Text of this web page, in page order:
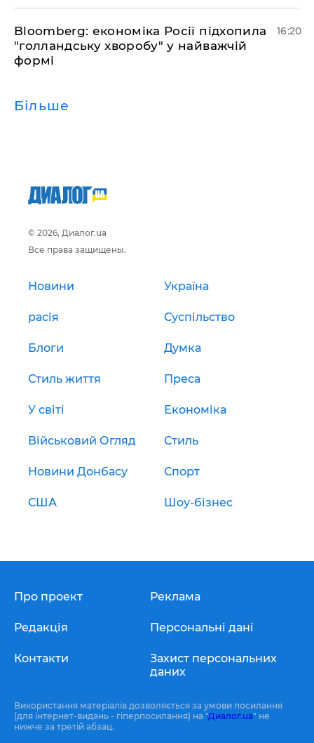
Bloomberg: економіка Росії підхопила
"голландську хворобу" у найважчій
формі
16:20
Більше
© 2026, Диалог.ua
Все права защищены.
Новини Україна
расія Суспільство
Блоги Думка
Стиль життя Преса
У світі Економіка
Військовий Огляд Стиль
Новини Донбасу Спорт
США Шоу-бізнес
Про проект
Редакція
Контакти
Реклама
Персональні дані
Захист персональних
даних
Використання матеріалів дозволяється за умови посилання
(для інтернет-видань - гіперпосилання) на "Диалог.ua" не
нижче за третій абзац.